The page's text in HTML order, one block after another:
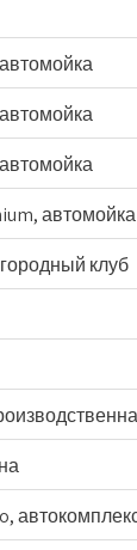
автомойка
клуб